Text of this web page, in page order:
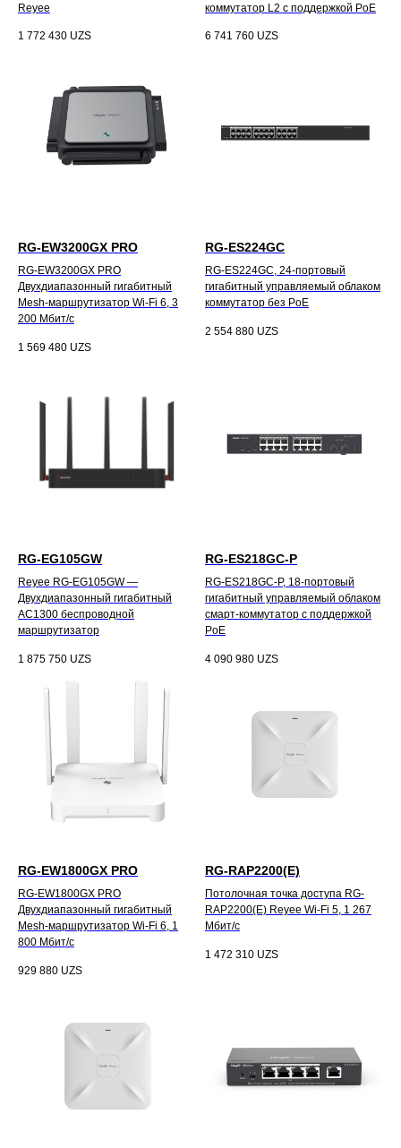
Reyee
1 772 430 UZS
коммутатор L2 с поддержкой PoE
6 741 760 UZS
RG-EW3200GX PRO
RG-EW3200GX PRO
Двухдиапазонный гигабитный
Mesh-маршрутизатор Wi-Fi 6, 3
200 Мбит/с
1 569 480 UZS
RG-ES224GC
RG-ES224GC, 24-портовый
гигабитный управляемый облаком
коммутатор без PoE
2 554 880 UZS
RG-EG105GW
Reyee RG-EG105GW —
Двухдиапазонный гигабитный
AC1300 беспроводной
маршрутизатор
1 875 750 UZS
RG-ES218GC-P
RG-ES218GC-P, 18-портовый
гигабитный управляемый облаком
смарт-коммутатор с поддержкой
PoE
4 090 980 UZS
RG-EW1800GX PRO
RG-EW1800GX PRO
Двухдиапазонный гигабитный
Mesh-маршрутизатор Wi-Fi 6, 1
800 Мбит/с
929 880 UZS
RG-RAP2200(E)
Потолочная точка доступа RG-
RAP2200(E) Reyee Wi-Fi 5, 1 267
Мбит/с
1 472 310 UZS